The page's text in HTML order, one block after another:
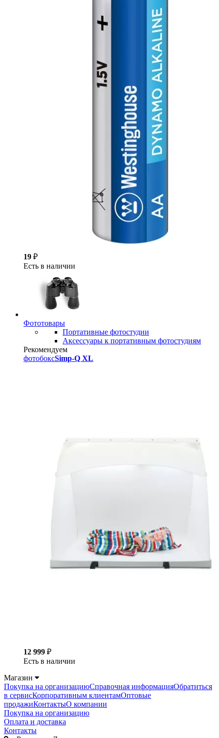
19 ₽
Есть в наличии
Фототовары
Портативные фотостудии
Аксессуары к портативным фотостудиям
Рекомендуем
фотобоксSimp-Q XL
12 999 ₽
Есть в наличии
Магазин
Покупка на организациюСправочная информацияОбратиться
в сервисКорпоративным клиентамОптовые
продажиКонтактыО компании
Покупка на организацию
Оплата и доставка
Контакты